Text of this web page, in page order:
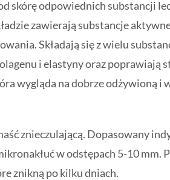
skórę odpowiednich substancji
zawierają substancje
Składają się z wielu
i elastyny oraz poprawiają
wygląda na dobrze odżywioną
znieczulającą. Dopasowany
w odstępach 5-10
znikną po kilku dniach.